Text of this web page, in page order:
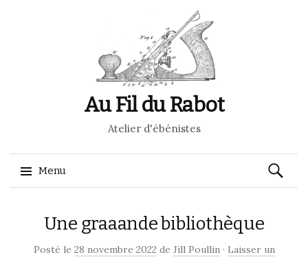
Au Fil du Rabot
Atelier d'ébénistes
Menu
Une graaande bibliothèque
Posté le 28 novembre 2022 de Jill Poullin · Laisser un